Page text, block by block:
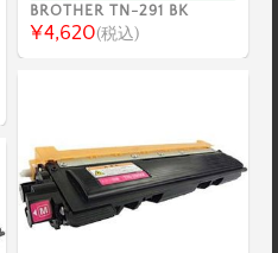
BROTHER TN-291 BK
¥4,620(税込)